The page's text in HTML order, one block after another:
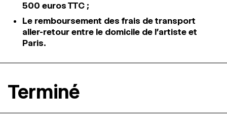
500 euros TTC ;
Le remboursement des frais de transport
aller-retour entre le domicile de l’artiste et
Paris.
Terminé